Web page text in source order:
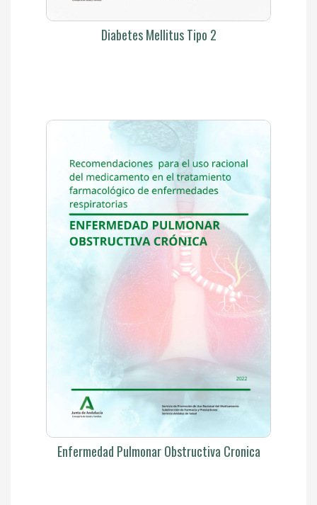
Diabetes Mellitus Tipo 2
Enfermedad Pulmonar Obstructiva Cronica